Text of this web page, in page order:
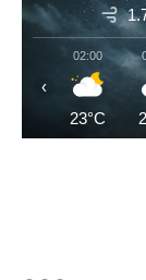
02:00
23°C
‹